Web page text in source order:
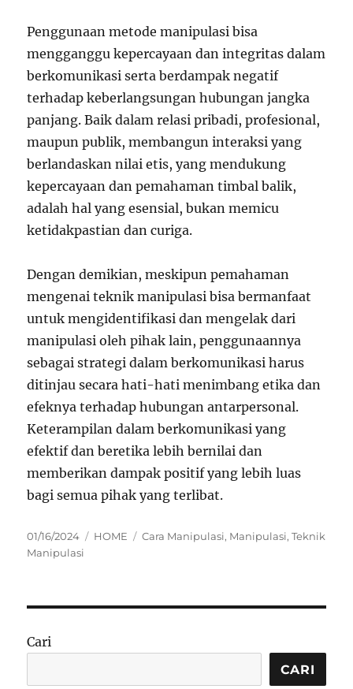
Penggunaan metode manipulasi bisa
mengganggu kepercayaan dan integritas dalam
berkomunikasi serta berdampak negatif
terhadap keberlangsungan hubungan jangka
panjang. Baik dalam relasi pribadi, profesional,
maupun publik, membangun interaksi yang
berlandaskan nilai etis, yang mendukung
kepercayaan dan pemahaman timbal balik,
adalah hal yang esensial, bukan memicu
ketidakpastian dan curiga.
Dengan demikian, meskipun pemahaman
mengenai teknik manipulasi bisa bermanfaat
untuk mengidentifikasi dan mengelak dari
manipulasi oleh pihak lain, penggunaannya
sebagai strategi dalam berkomunikasi harus
ditinjau secara hati-hati menimbang etika dan
efeknya terhadap hubungan antarpersonal.
Keterampilan dalam berkomunikasi yang
efektif dan beretika lebih bernilai dan
memberikan dampak positif yang lebih luas
bagi semua pihak yang terlibat.
Posted
on
01/16/2024 Categories
HOME Tags
Cara Manipulasi, Manipulasi,Teknik
Manipulasi
Cari
CARI